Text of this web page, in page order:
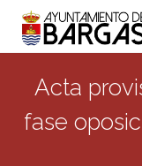
Acta
fase